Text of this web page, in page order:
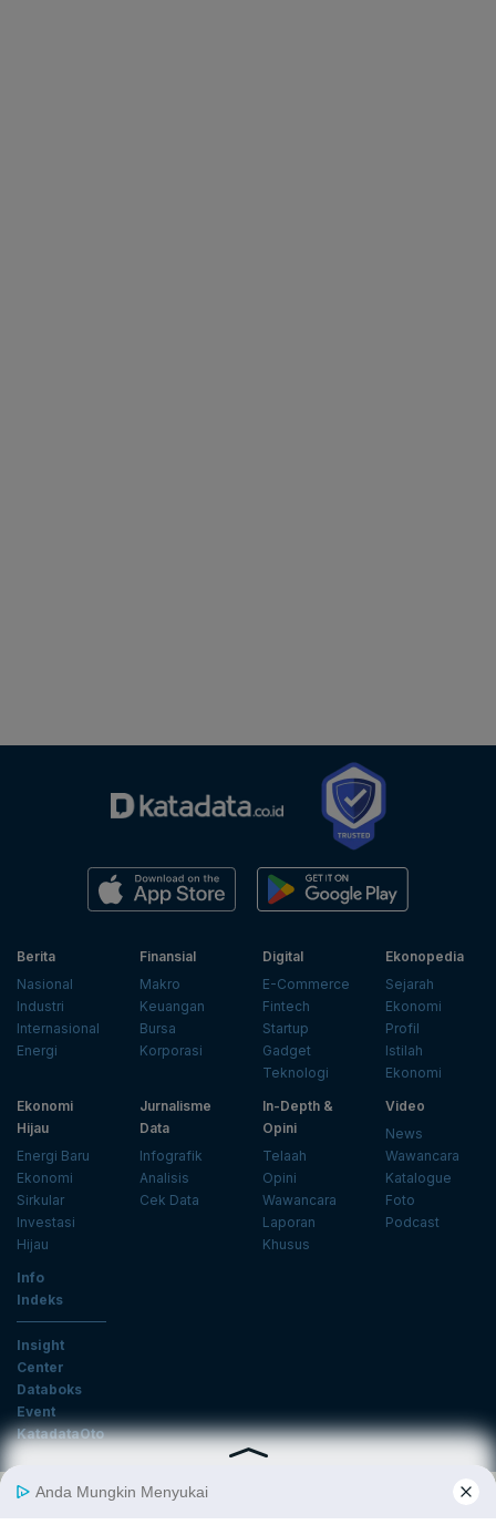
Berita
Nasional
Industri
Internasional
Energi
Finansial
Makro
Keuangan
Bursa
Korporasi
Digital
E-Commerce
Fintech
Startup
Gadget
Teknologi
Ekonopedia
Sejarah
Ekonomi
Profil
Istilah
Ekonomi
Ekonomi
Hijau
Energi Baru
Ekonomi
Sirkular
Investasi
Hijau
Jurnalisme
Data
Infografik
Analisis
Cek Data
In-Depth &
Opini
Telaah
Opini
Wawancara
Laporan
Khusus
Video
News
Wawancara
Katalogue
Foto
Podcast
Info
Indeks
Insight
Center
Databoks
Event
KatadataOto
Langganan Newsletter